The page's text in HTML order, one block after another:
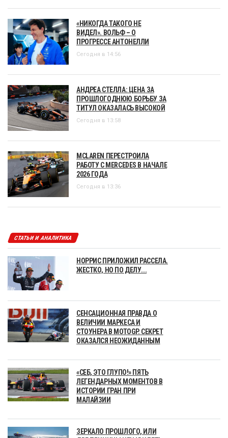
«НИКОГДА ТАКОГО НЕ
ВИДЕЛ». ВОЛЬФ – О
ПРОГРЕССЕ АНТОНЕЛЛИ
Сегодня в 14:56
АНДРЕА СТЕЛЛА: ЦЕНА ЗА
ПРОШЛОГОДНЮЮ БОРЬБУ ЗА
ТИТУЛ ОКАЗАЛАСЬ ВЫСОКОЙ
Сегодня в 13:58
MCLAREN ПЕРЕСТРОИЛА
РАБОТУ С MERCEDES В НАЧАЛЕ
2026 ГОДА
Сегодня в 13:36
СТАТЬИ И АНАЛИТИКА
НОРРИС ПРИЛОЖИЛ РАССЕЛА.
ЖЕСТКО, НО ПО ДЕЛУ...
СЕНСАЦИОННАЯ ПРАВДА О
ВЕЛИЧИИ МАРКЕСА И
СТОУНЕРА В MOTOGP. СЕКРЕТ
ОКАЗАЛСЯ НЕОЖИДАННЫМ
«СЕБ, ЭТО ГЛУПО!» ПЯТЬ
ЛЕГЕНДАРНЫХ МОМЕНТОВ В
ИСТОРИИ ГРАН ПРИ
МАЛАЙЗИИ
ЗЕРКАЛО ПРОШЛОГО, ИЛИ